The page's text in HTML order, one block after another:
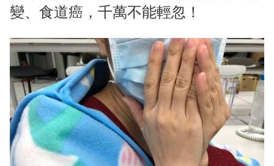
變、食道癌，千萬不能輕忽！